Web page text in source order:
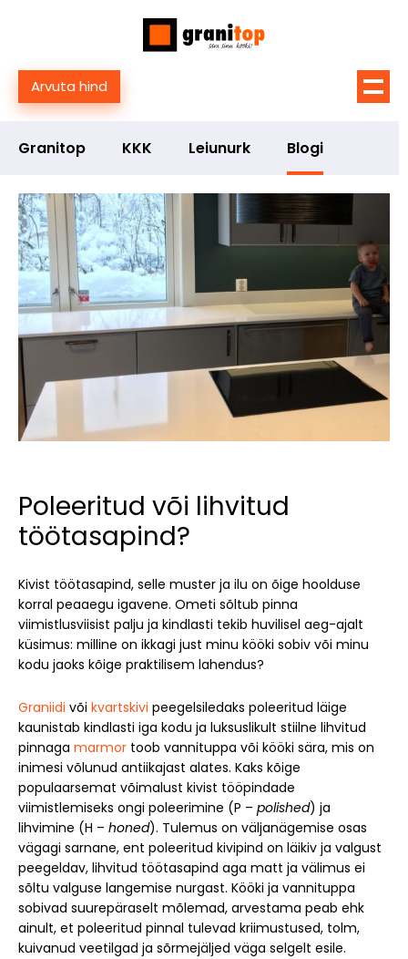
Arvuta hind
Granitop KKK Leiunurk Blogi
Poleeritud või lihvitud
töötasapind?
Kivist töötasapind, selle muster ja ilu on õige hoolduse
korral peaaegu igavene. Ometi sõltub pinna
viimistlusviisist palju ja kindlasti tekib huvilisel aeg-ajalt
küsimus: milline on ikkagi just minu kööki sobiv või minu
kodu jaoks kõige praktilisem lahendus?
Graniidi või kvartskivi peegelsiledaks poleeritud läige
kaunistab kindlasti iga kodu ja luksuslikult stiilne lihvitud
pinnaga marmor toob vannituppa või kööki sära, mis on
inimesi võlunud antiikajast alates. Kaks kõige
populaarsemat võimalust kivist tööpindade
viimistlemiseks ongi poleerimine (P – polished) ja
lihvimine (H – honed). Tulemus on väljanägemise osas
vägagi sarnane, ent poleeritud kivipind on läikiv ja valgust
peegeldav, lihvitud töötasapind aga matt ja välimus ei
sõltu valguse langemise nurgast. Kööki ja vannituppa
sobivad suurepäraselt mõlemad, arvestama peab ehk
ainult, et poleeritud pinnal tulevad kriimustused, tolm,
kuivanud veetilgad ja sõrmejäljed väga selgelt esile.